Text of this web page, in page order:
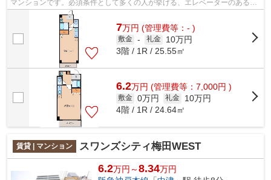
マンションです。必須条件として多くの人が挙げる、エレベーターのある物
件です。駅まで徒歩1分の位置に立地す...
7万円 (管理費等：- )
敷金 - 礼金
10万円
3階 / 1R / 25.55㎡
6.2万円 (管理費等：7,000円 )
敷金 0万円 礼金
10万円
4階 / 1R / 24.64㎡
賃貸 | マンション スワンズシティ梅田WEST
6.2万円～8.34万円